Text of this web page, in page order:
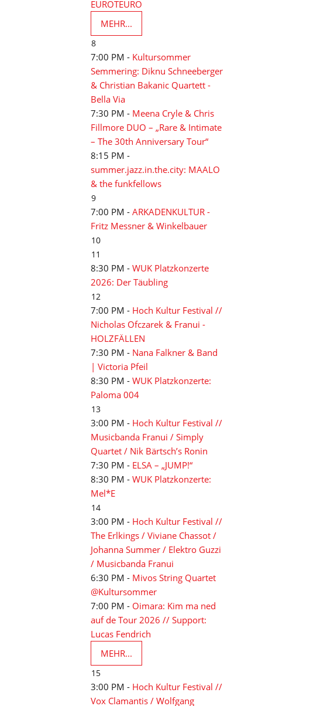
EUROTEURO
MEHR...
8
7:00 PM - Kultursommer
Semmering: Diknu Schneeberger
& Christian Bakanic Quartett -
Bella Via
7:30 PM - Meena Cryle & Chris
Fillmore DUO – „Rare & Intimate
– The 30th Anniversary Tour“
8:15 PM -
summer.jazz.in.the.city: MAALO
& the funkfellows
9
7:00 PM - ARKADENKULTUR -
Fritz Messner & Winkelbauer
10
11
8:30 PM - WUK Platzkonzerte
2026: Der Täubling
12
7:00 PM - Hoch Kultur Festival //
Nicholas Ofczarek & Franui -
HOLZFÄLLEN
7:30 PM - Nana Falkner & Band
| Victoria Pfeil
8:30 PM - WUK Platzkonzerte:
Paloma 004
13
3:00 PM - Hoch Kultur Festival //
Musicbanda Franui / Simply
Quartet / Nik Bärtsch’s Ronin
7:30 PM - ELSA – „JUMP!“
8:30 PM - WUK Platzkonzerte:
Mel*E
14
3:00 PM - Hoch Kultur Festival //
The Erlkings / Viviane Chassot /
Johanna Summer / Elektro Guzzi
/ Musicbanda Franui
6:30 PM - Mivos String Quartet
@Kultursommer
7:00 PM - Oimara: Kim ma ned
auf de Tour 2026 // Support:
Lucas Fendrich
MEHR...
15
3:00 PM - Hoch Kultur Festival //
Vox Clamantis / Wolfgang